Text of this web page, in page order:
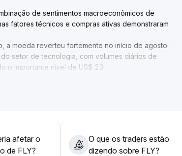
de sentimentos macroeconômicos de
fatores técnicos e compras ativas demonstraram
a moeda reverteu fortemente no início de agosto
setor de tecnologia, com volumes diários de
o importante nível de US$ 23
nas plataformas, o preço rapidamente se
uma capacidade maior dos comprados de
afetar o
de FLY?
O que os traders estão
dizendo sobre FLY?